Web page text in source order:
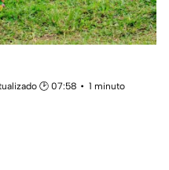
🕑 07:58
1 minuto